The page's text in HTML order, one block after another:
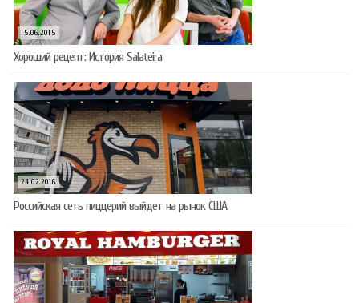
15.06.2015
Хороший рецепт: История Salateira
24.02.2016
Российская сеть пиццерий выйдет на рынок США